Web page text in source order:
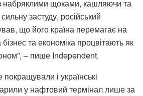
набряклими щоками, кашляючи та
застуду, російський
що його країна перемагає на
та економіка процвітають як
– пише Independent.
і українські
у нафтовий термінал лише за